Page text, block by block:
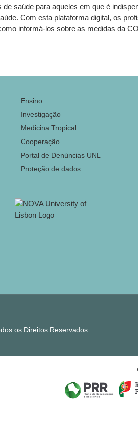
saúde para aqueles em que é
Com esta plataforma digital, os
informá-los sobre as medidas da
Ensino
Investigação
Medicina Tropical
Cooperação
Portal de Denúncias UNL
Proteção de dados
os Direitos Reservados.